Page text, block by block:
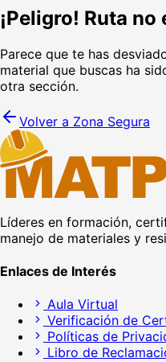
¡Peligro! Ruta
Parece que te has
material que buscas ha
otra sección.
Volver a Zona Segura
Líderes en formación,
manejo de materiales y
Enlaces de Interés
Aula Virtual
Verificación de
Políticas de
Libro de